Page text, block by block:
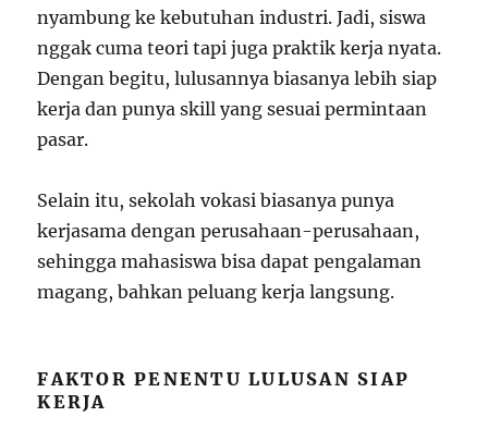
nyambung ke kebutuhan industri. Jadi, siswa
nggak cuma teori tapi juga praktik kerja nyata.
Dengan begitu, lulusannya biasanya lebih siap
kerja dan punya skill yang sesuai permintaan
pasar.
Selain itu, sekolah vokasi biasanya punya
kerjasama dengan perusahaan-perusahaan,
sehingga mahasiswa bisa dapat pengalaman
magang, bahkan peluang kerja langsung.
FAKTOR PENENTU LULUSAN SIAP
KERJA